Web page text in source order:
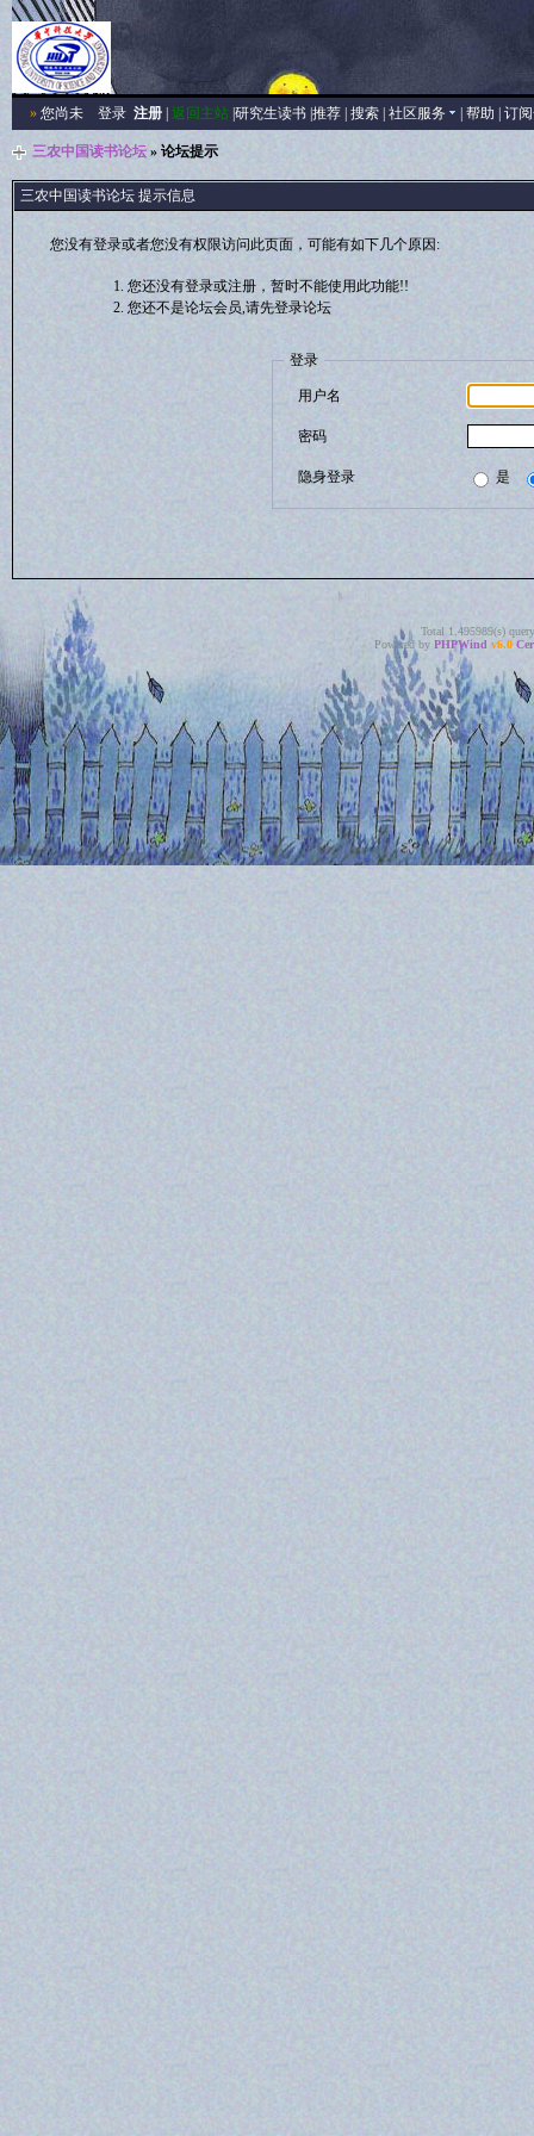
»您尚未 登录 注册| 返回主站| 研究生读书| 推荐| 搜索| 社区服务 帮助 订
三农中国读书论坛» 论坛提示
三农中国读书论坛 提示信息
您没有登录或者您没有权限访问此页面，可能有如下几个原因:
您还没有登录或注册，暂时不能使用此功能!!
您还不是论坛会员,请先登录论坛
登录
用户名
密码
隐身登录 是
Total 1.495989(s)
Powered by PHPWind v6.0